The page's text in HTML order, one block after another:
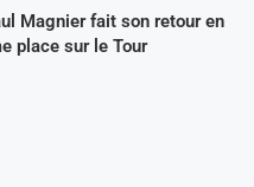
Magnier fait son retour en
place sur le Tour